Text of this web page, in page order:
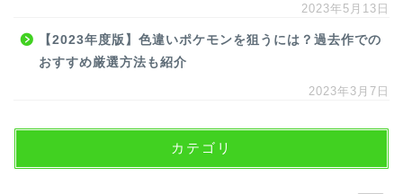
2023年5月13日
【2023年度版】色違いポケモンを狙うには？過去作での
おすすめ厳選方法も紹介
2023年3月7日
カテゴリ